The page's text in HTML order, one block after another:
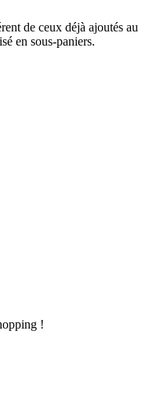
de ceux déjà ajoutés au
en sous-paniers.
!